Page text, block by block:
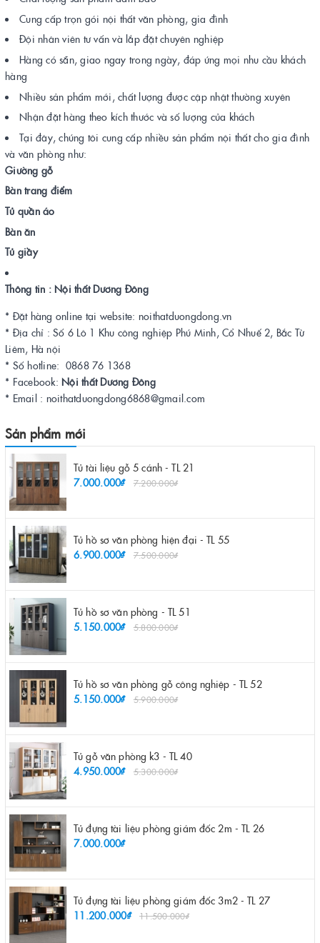
Cung cấp trọn gói nội thất văn phòng, gia đình
Đội nhân viên tư vấn và lắp đặt chuyên nghiệp
Hàng có sẵn, giao ngay trong ngày, đáp ứng mọi nhu cầu khách
hàng
Nhiều sản phẩm mới, chất lượng được cập nhật thường xuyên
Nhận đặt hàng theo kích thước và số lượng của khách
Tại đây, chúng tôi cung cấp nhiều sản phẩm nội thất cho gia đình
và văn phòng như:
Giường gỗ
Bàn trang điểm
Tủ quần áo
Bàn ăn
Tủ giầy
Thông tin : Nội thất Dương Đông
* Đặt hàng online tại website: noithatduongdong.vn
* Địa chỉ : Số 6 Lô 1 Khu công nghiệp Phú Minh, Cổ Nhuế 2, Bắc Từ
Liêm, Hà nội
* Số hotline: 0868 76 1368
* Facebook: Nội thất Dương Đông
* Email : noithatduongdong6868@gmail.com
Sản phẩm mới
Tủ tài liệu gỗ 5 cánh - TL 21
7.000.000₫
7.200.000₫
Tủ hồ sơ văn phòng hiện đại - TL 55
6.900.000₫
7.500.000₫
Tủ hồ sơ văn phòng - TL 51
5.150.000₫
5.800.000₫
Tủ hồ sơ văn phòng gỗ công nghiệp - TL 52
5.150.000₫
5.900.000₫
Tủ gỗ văn phòng k3 - TL 40
4.950.000₫
5.300.000₫
Tủ đựng tài liệu phòng giám đốc 2m - TL 26
7.000.000₫
Tủ đựng tài liệu phòng giám đốc 3m2 - TL 27
11.200.000₫
11.500.000₫